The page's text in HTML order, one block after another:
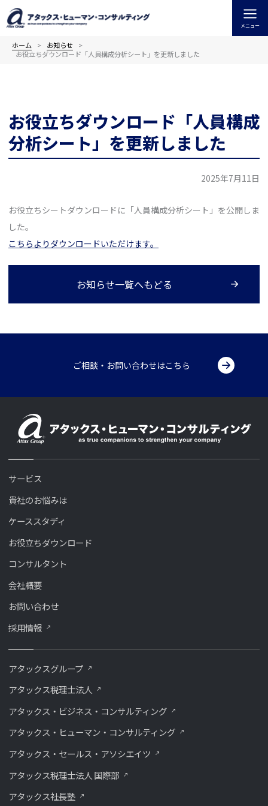
容
メニュー
ホーム
お知らせ
お役立ちダウンロード「人員構成分析シート」を更新しました
お役立ちダウンロード「人員構成
分析シート」を更新しました
2025年7月11日
お役立ちシートダウンロードに「人員構成分析シート」を公開しま
した。
こちらよりダウンロードいただけます。
お知らせ一覧へもどる
ご相談・お問い合わせはこちら
サービス
貴社のお悩みは
ケーススタディ
お役立ちダウンロード
コンサルタント
会社概要
お問い合わせ
採用情報
アタックスグループ
アタックス税理士法人
アタックス・ビジネス・コンサルティング
アタックス・ヒューマン・コンサルティング
アタックス・セールス・アソシエイツ
アタックス税理士法人 国際部
アタックス社長塾